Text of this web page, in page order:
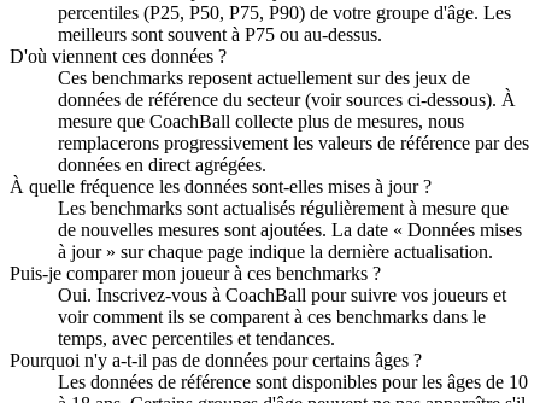
percentiles (P25, P50, P75, P90) de votre groupe d'âge. Les
meilleurs sont souvent à P75 ou au-dessus.
D'où viennent ces données ?
Ces benchmarks reposent actuellement sur des jeux de
données de référence du secteur (voir sources ci-dessous). À
mesure que CoachBall collecte plus de mesures, nous
remplacerons progressivement les valeurs de référence par des
données en direct agrégées.
À quelle fréquence les données sont-elles mises à jour ?
Les benchmarks sont actualisés régulièrement à mesure que
de nouvelles mesures sont ajoutées. La date « Données mises
à jour » sur chaque page indique la dernière actualisation.
Puis-je comparer mon joueur à ces benchmarks ?
Oui. Inscrivez-vous à CoachBall pour suivre vos joueurs et
voir comment ils se comparent à ces benchmarks dans le
temps, avec percentiles et tendances.
Pourquoi n'y a-t-il pas de données pour certains âges ?
Les données de référence sont disponibles pour les âges de 10